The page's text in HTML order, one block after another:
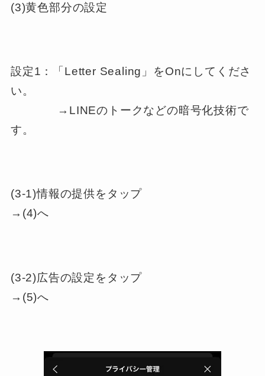
(3)黄色部分の設定
設定1：「Letter Sealing」をOnにしてくださ
い。
→LINEのトークなどの暗号化技術で
す。
(3-1)情報の提供をタップ
→(4)へ
(3-2)広告の設定をタップ
→(5)へ